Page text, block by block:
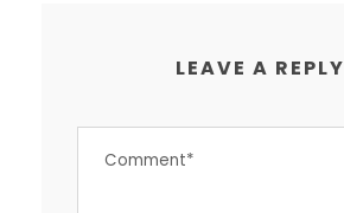
LEAVE A REPLY